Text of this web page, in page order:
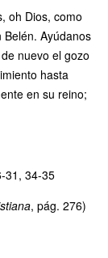
oh Dios, como
Ayúdanos
nuevo el gozo
hasta
en su reino;
31, 34-35
, pág. 276)